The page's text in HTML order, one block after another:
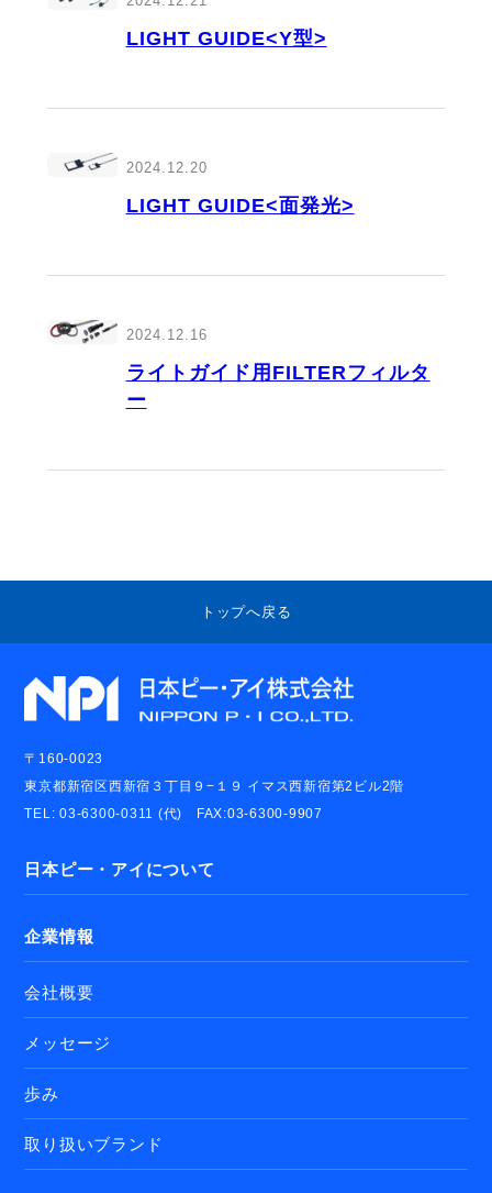
LIGHT GUIDE<Y型>
2024.12.20
LIGHT GUIDE<面発光>
2024.12.16
ライトガイド用FILTERフィルタ
ー
トップへ戻る
〒160-0023
東京都新宿区西新宿３丁目９−１９ イマス西新宿第2ビル2階
TEL: 03-6300-0311 (代) FAX:03-6300-9907
日本ピー・アイについて
企業情報
会社概要
メッセージ
歩み
取り扱いブランド